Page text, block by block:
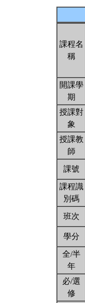
課程名
稱
開課學
期
授課對
象
授課教
師
課號
課程識
別碼
班次
學分
全/半
年
必/選
修